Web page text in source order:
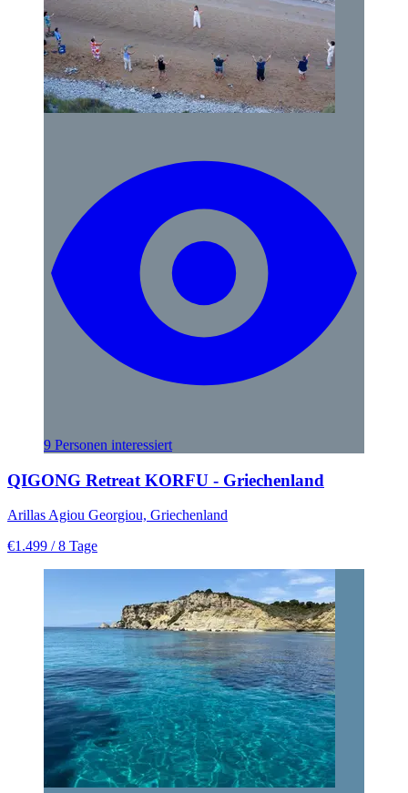
9 Personen interessiert
QIGONG Retreat KORFU - Griechenland
Arillas Agiou Georgiou, Griechenland
€1.499 / 8 Tage